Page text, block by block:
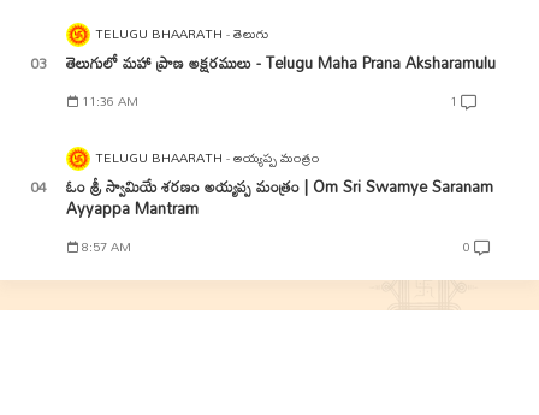
TELUGU BHAARATH తెలుగు
తెలుగులో మహా ప్రాణ అక్షరములు - Telugu Maha Prana Aksharamulu
11:36 AM 1
TELUGU BHAARATH అయ్యప్ప మంత్రం
ఓం శ్రీ స్వామియే శరణం అయ్యప్ప మంత్రం | Om Sri Swamye Saranam
Ayyappa Mantram
8:57 AM 0